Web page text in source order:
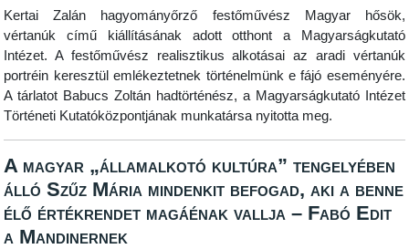
Kertai Zalán hagyományőrző festőművész Magyar hősök,
vértanúk című kiállításának adott otthont a Magyarságkutató
Intézet. A festőművész realisztikus alkotásai az aradi vértanúk
portréin keresztül emlékeztetnek történelmünk e fájó eseményére.
A tárlatot Babucs Zoltán hadtörténész, a Magyarságkutató Intézet
Történeti Kutatóközpontjának munkatársa nyitotta meg.
A magyar „államalkotó kultúra” tengelyében
álló Szűz Mária mindenkit befogad, aki a benne
élő értékrendet magáénak vallja – Fabó Edit
a Mandinernek